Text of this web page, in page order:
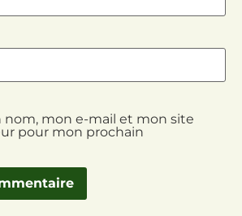
nom, mon e-mail et mon site
pour mon prochain